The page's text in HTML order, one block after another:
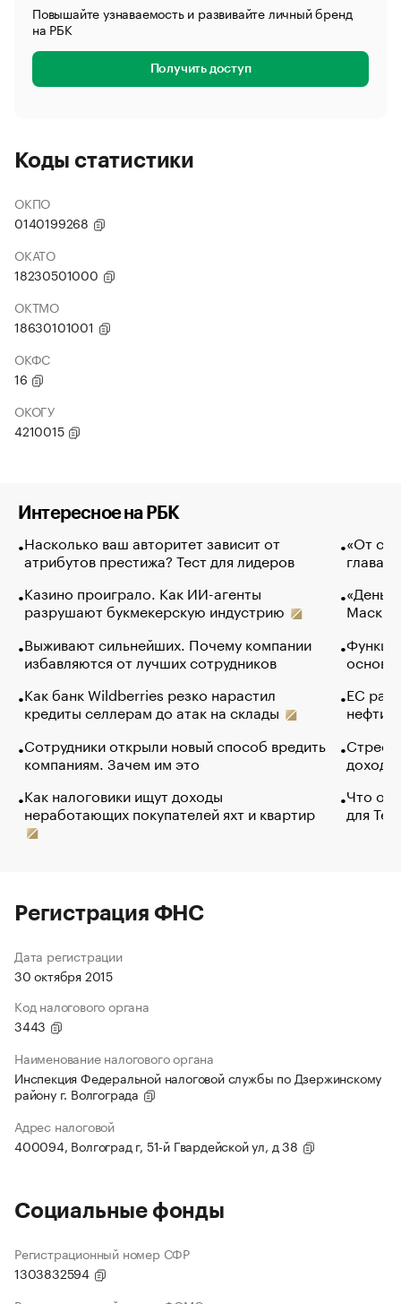
Повышайте узнаваемость и развивайте личный бренд
на РБК
Получить доступ
Коды статистики
ОКПО
0140199268
ОКАТО
18230501000
ОКТМО
18630101001
ОКФС
16
ОКОГУ
4210015
Интересное на РБК
Насколько ваш авторитет зависит от
атрибутов престижа? Тест для лидеров
Казино проиграло. Как ИИ-агенты
разрушают букмекерскую индустрию
Выживают сильнейших. Почему компании
избавляются от лучших сотрудников
Как банк Wildberries резко нарастил
кредиты селлерам до атак на склады
Сотрудники открыли новый способ вредить
компаниям. Зачем им это
Как налоговики ищут доходы
неработающих покупателей яхт и квартир
«От
глава
Маск в
основ
ЕС
нефти
Что
для
Регистрация ФНС
Дата регистрации
30 октября 2015
Код налогового органа
3443
Наименование налогового органа
Инспекция Федеральной налоговой службы по Дзержинскому
району г. Волгограда
Адрес налоговой
400094, Волгоград г, 51-й Гвардейской ул, д 38
Социальные фонды
Регистрационный номер СФР
1303832594